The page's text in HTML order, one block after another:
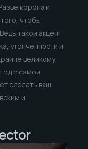
корона и
чтобы
такой акцент
утонченности и
великому.
с самой
сделать ваш
и